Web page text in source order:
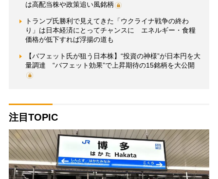
は高配当株や政策追い風銘柄
トランプ氏勝利で見えてきた「ウクライナ戦争の終わ
り」は日本経済にとってチャンスに エネルギー・食糧
価格が低下すれば浮揚の道も
【バフェット氏が狙う日本株】“投資の神様”が日本円を大
量調達 “バフェット効果”で上昇期待の15銘柄を大公開
注目TOPIC